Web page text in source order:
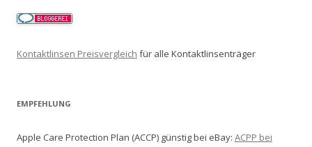
Kontaktlinsen Preisvergleich für alle Kontaktlinsenträger
EMPFEHLUNG
Apple Care Protection Plan (ACCP) günstig bei eBay: ACPP bei